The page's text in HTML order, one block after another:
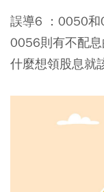
誤導6 ：0050和
0056則有不配
什麼想領股息就